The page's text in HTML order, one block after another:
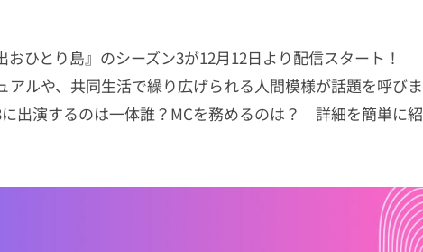
ひとり島』のシーズン3が12月12日より配信スタート！
ルや、共同生活で繰り広げられる人間模様が話題を呼びま
出演するのは一体誰？MCを務めるのは？ 詳細を簡単に紹